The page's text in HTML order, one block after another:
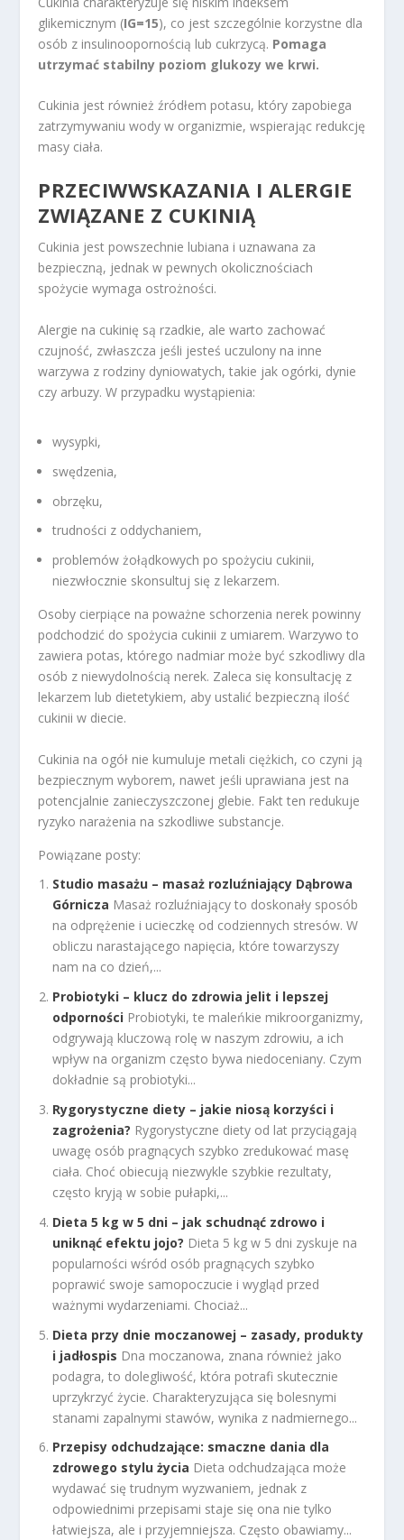
glikemicznym (IG=15), co jest szczególnie korzystne dla
osób z insulinoopornością lub cukrzycą. Pomaga
utrzymać stabilny poziom glukozy we krwi.
Cukinia jest również źródłem potasu, który zapobiega
zatrzymywaniu wody w organizmie, wspierając redukcję
masy ciała.
PRZECIWWSKAZANIA I ALERGIE
ZWIĄZANE Z CUKINIĄ
Cukinia jest powszechnie lubiana i uznawana za
bezpieczną, jednak w pewnych okolicznościach
spożycie wymaga ostrożności.
Alergie na cukinię są rzadkie, ale warto zachować
czujność, zwłaszcza jeśli jesteś uczulony na inne
warzywa z rodziny dyniowatych, takie jak ogórki, dynie
czy arbuzy. W przypadku wystąpienia:
wysypki,
swędzenia,
obrzęku,
trudności z oddychaniem,
problemów żołądkowych po spożyciu cukinii,
niezwłocznie skonsultuj się z lekarzem.
Osoby cierpiące na poważne schorzenia nerek powinny
podchodzić do spożycia cukinii z umiarem. Warzywo to
zawiera potas, którego nadmiar może być szkodliwy dla
osób z niewydolnością nerek. Zaleca się konsultację z
lekarzem lub dietetykiem, aby ustalić bezpieczną ilość
cukinii w diecie.
Cukinia na ogół nie kumuluje metali ciężkich, co czyni ją
bezpiecznym wyborem, nawet jeśli uprawiana jest na
potencjalnie zanieczyszczonej glebie. Fakt ten redukuje
ryzyko narażenia na szkodliwe substancje.
Powiązane posty:
Studio masażu – masaż rozluźniający Dąbrowa
Górnicza Masaż rozluźniający to doskonały sposób
na odprężenie i ucieczkę od codziennych stresów. W
obliczu narastającego napięcia, które towarzyszy
nam na co dzień,...
Probiotyki – klucz do zdrowia jelit i lepszej
odporności Probiotyki, te maleńkie mikroorganizmy,
odgrywają kluczową rolę w naszym zdrowiu, a ich
wpływ na organizm często bywa niedoceniany. Czym
dokładnie są probiotyki...
Rygorystyczne diety – jakie niosą korzyści i
zagrożenia? Rygorystyczne diety od lat przyciągają
uwagę osób pragnących szybko zredukować masę
ciała. Choć obiecują niezwykle szybkie rezultaty,
często kryją w sobie pułapki,...
Dieta 5 kg w 5 dni – jak schudnąć zdrowo i
uniknąć efektu jojo? Dieta 5 kg w 5 dni zyskuje na
popularności wśród osób pragnących szybko
poprawić swoje samopoczucie i wygląd przed
ważnymi wydarzeniami. Chociaż...
Dieta przy dnie moczanowej – zasady, produkty
i jadłospis Dna moczanowa, znana również jako
podagra, to dolegliwość, która potrafi skutecznie
uprzykrzyć życie. Charakteryzująca się bolesnymi
stanami zapalnymi stawów, wynika z nadmiernego...
Przepisy odchudzające: smaczne dania dla
zdrowego stylu życia Dieta odchudzająca może
wydawać się trudnym wyzwaniem, jednak z
odpowiednimi przepisami staje się ona nie tylko
łatwiejsza, ale i przyjemniejsza. Często obawiamy...